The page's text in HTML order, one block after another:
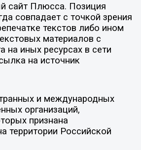
сайт Плюсса. Позиция
совпадает с точкой зрения
текстов либо ином
материалов с
на иных ресурсах в сети
на источник
и международных
организаций,
признана
территории Российской